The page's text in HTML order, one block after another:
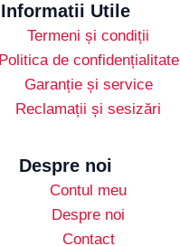
Informatii Utile
Termeni și condiții
Politica de confidențialitate
Garanție și service
Reclamații și sesizări
Despre noi
Contul meu
Despre noi
Contact